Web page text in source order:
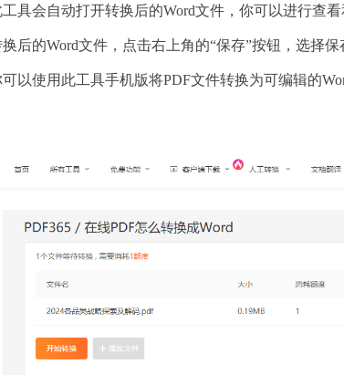
具会自动打开转换后的Word文件，你可以进行查看
后的Word文件，点击右上角的“保存”按钮，选择保
以使用此工具手机版将PDF文件转换为可编辑的